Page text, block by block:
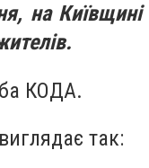
на Київщині
КОДА.
так: